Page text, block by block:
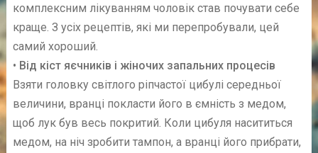
комплексним лікуванням чоловік став почувати себе
краще. З усіх рецептів, які ми перепробували, цей
самий хороший.
• Від кіст яєчників і жіночих запальних процесів
Взяти головку світлого ріпчастої цибулі середньої
величини, вранці покласти його в ємність з медом,
щоб лук був весь покритий. Коли цибуля насититься
медом, на ніч зробити тампон, а вранці його прибрати,